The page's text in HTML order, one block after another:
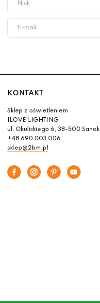
KONTAKT
Sklep z oświetleniem
ILOVE LIGHTING
ul. Okulickiego 6, 38-500 Sanok
+48 690 003 006
sklep@2bm.pl